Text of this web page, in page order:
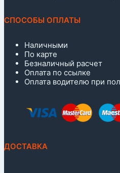
СПОСОБЫ ОПЛАТЫ
Наличными
По карте
Безналичный расчет
Оплата по ссылке
Оплата водителю при
ДОСТАВКА